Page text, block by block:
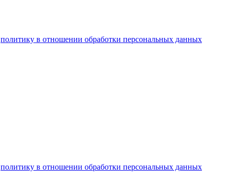
политику в отношении обработки персональных данных
политику в отношении обработки персональных данных